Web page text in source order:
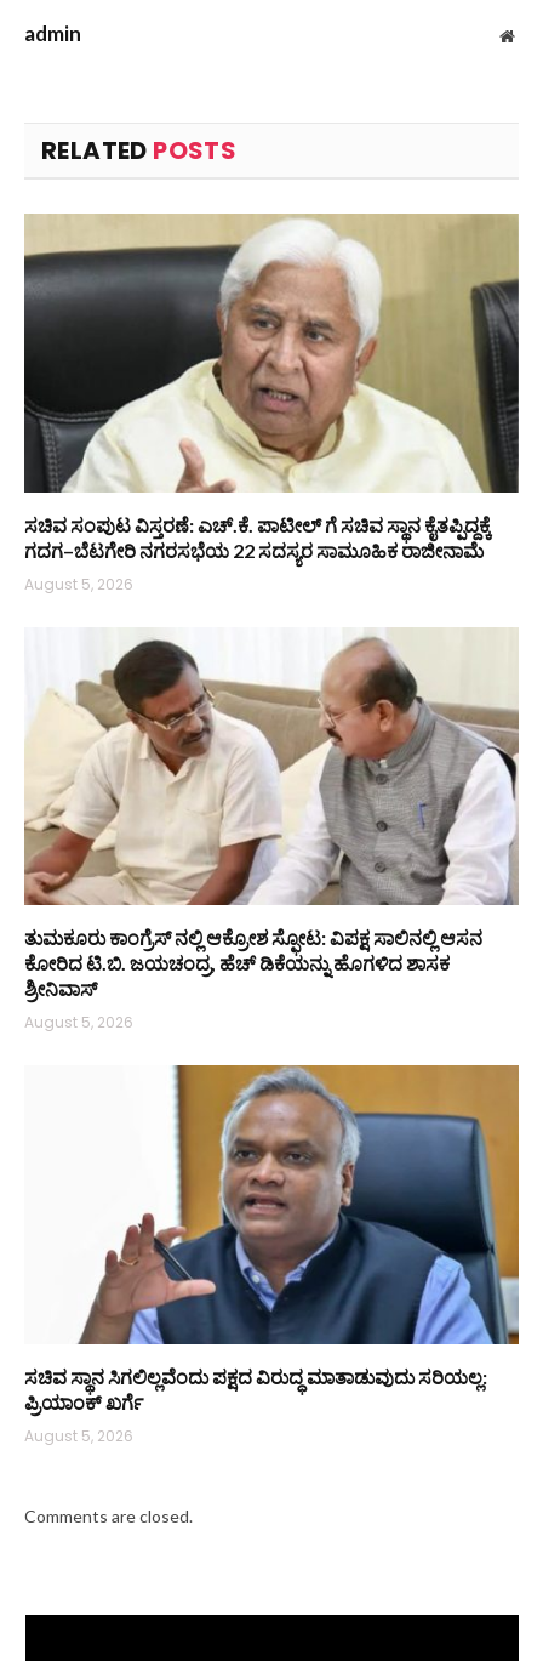
admin
RELATED POSTS
ಸಚಿವ ಸಂಪುಟ ವಿಸ್ತರಣೆ: ಎಚ್.ಕೆ. ಪಾಟೀಲ್ ಗೆ ಸಚಿವ ಸ್ಥಾನ ಕೈತಪ್ಪಿದ್ದಕ್ಕೆ
ಗದಗ–ಬೆಟಗೇರಿ ನಗರಸಭೆಯ 22 ಸದಸ್ಯರ ಸಾಮೂಹಿಕ ರಾಜೀನಾಮೆ
August 5, 2026
ತುಮಕೂರು ಕಾಂಗ್ರೆಸ್ ನಲ್ಲಿ ಆಕ್ರೋಶ ಸ್ಫೋಟ: ವಿಪಕ್ಷ ಸಾಲಿನಲ್ಲಿ ಆಸನ
ಕೋರಿದ ಟಿ.ಬಿ. ಜಯಚಂದ್ರ, ಹೆಚ್ ಡಿಕೆಯನ್ನು ಹೊಗಳಿದ ಶಾಸಕ
ಶ್ರೀನಿವಾಸ್
August 5, 2026
ಸಚಿವ ಸ್ಥಾನ ಸಿಗಲಿಲ್ಲವೆಂದು ಪಕ್ಷದ ವಿರುದ್ಧ ಮಾತಾಡುವುದು ಸರಿಯಲ್ಲ:
ಪ್ರಿಯಾಂಕ್ ಖರ್ಗೆ
August 5, 2026
Comments are closed.